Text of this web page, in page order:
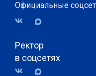
Официальные
Ректор
в соцсетях